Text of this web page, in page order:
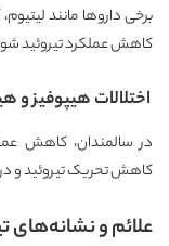
برخی داروها مانند
کاهش عملکرد تیروئید
اختلالات هیپوفیز و
در سالمندان، کاهش
کاهش تحریک تیروئید و
علائم و نشانه‌های